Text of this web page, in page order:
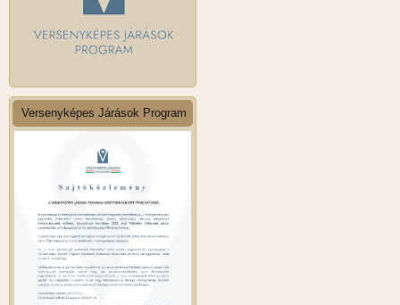
Versenyképes Járások Program